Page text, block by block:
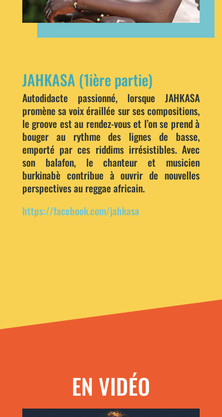
JAHKASA (1ière partie)
Autodidacte passionné, lorsque JAHKASA
promène sa voix éraillée sur ses compositions,
le groove est au rendez-vous et l’on se prend à
bouger au rythme des lignes de basse,
emporté par ces riddims irrésistibles. Avec
son balafon, le chanteur et musicien
burkinabè contribue à ouvrir de nouvelles
perspectives au reggae africain.
https://facebook.com/jahkasa
EN VIDÉO